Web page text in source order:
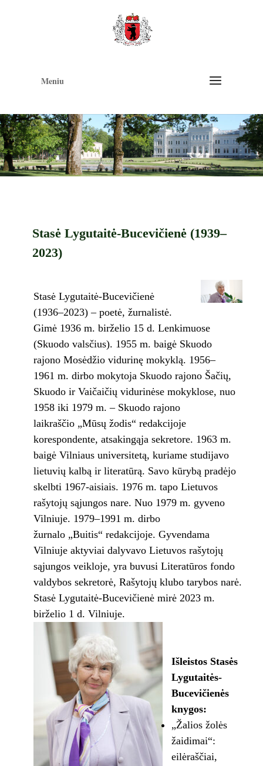
Meniu
Stasė Lygutaitė-Bucevičienė (1939–
2023)
Stasė Lygutaitė-Bucevičienė
(1936–2023) – poetė, žurnalistė.
Gimė 1936 m. birželio 15 d. Lenkimuose
(Skuodo valsčius). 1955 m. baigė Skuodo
rajono Mosėdžio vidurinę mokyklą. 1956–
1961 m. dirbo mokytoja Skuodo rajono Šačių,
Skuodo ir Vaičaičių vidurinėse mokyklose, nuo
1958 iki 1979 m. – Skuodo rajono
laikraščio „Mūsų žodis“ redakcijoje
korespondente, atsakingąja sekretore. 1963 m.
baigė Vilniaus universitetą, kuriame studijavo
lietuvių kalbą ir literatūrą. Savo kūrybą pradėjo
skelbti 1967-aisiais. 1976 m. tapo Lietuvos
rašytojų sąjungos nare. Nuo 1979 m. gyveno
Vilniuje. 1979–1991 m. dirbo
žurnalo „Buitis“ redakcijoje. Gyvendama
Vilniuje aktyviai dalyvavo Lietuvos rašytojų
sąjungos veikloje, yra buvusi Literatūros fondo
valdybos sekretorė, Rašytojų klubo tarybos narė.
Stasė Lygutaitė-Bucevičienė mirė 2023 m.
birželio 1 d. Vilniuje.
Išleistos Stasės
Lygutaitės-
Bucevičienės
knygos:
„Žalios žolės
žaidimai“:
eilėraščiai,